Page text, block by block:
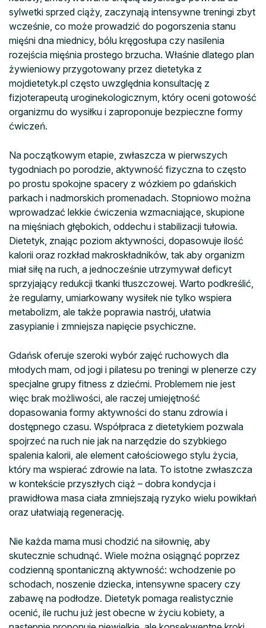
sylwetki sprzed ciąży, zaczynają intensywne treningi zbyt
wcześnie, co może prowadzić do pogorszenia stanu
mięśni dna miednicy, bólu kręgosłupa czy nasilenia
rozejścia mięśnia prostego brzucha. Właśnie dlatego plan
żywieniowy przygotowany przez dietetyka z
mojdietetyk.pl często uwzględnia konsultację z
fizjoterapeutą uroginekologicznym, który oceni gotowość
organizmu do wysiłku i zaproponuje bezpieczne formy
ćwiczeń.
Na początkowym etapie, zwłaszcza w pierwszych
tygodniach po porodzie, aktywność fizyczna to często
po prostu spokojne spacery z wózkiem po gdańskich
parkach i nadmorskich promenadach. Stopniowo można
wprowadzać lekkie ćwiczenia wzmacniające, skupione
na mięśniach głębokich, oddechu i stabilizacji tułowia.
Dietetyk, znając poziom aktywności, dopasowuje ilość
kalorii oraz rozkład makroskładników, tak aby organizm
miał siłę na ruch, a jednocześnie utrzymywał deficyt
sprzyjający redukcji tkanki tłuszczowej. Warto podkreślić,
że regularny, umiarkowany wysiłek nie tylko wspiera
metabolizm, ale także poprawia nastrój, ułatwia
zasypianie i zmniejsza napięcie psychiczne.
Gdańsk oferuje szeroki wybór zajęć ruchowych dla
młodych mam, od jogi i pilatesu po treningi w plenerze czy
specjalne grupy fitness z dziećmi. Problemem nie jest
więc brak możliwości, ale raczej umiejętność
dopasowania formy aktywności do stanu zdrowia i
dostępnego czasu. Współpraca z dietetykiem pozwala
spojrzeć na ruch nie jak na narzędzie do szybkiego
spalenia kalorii, ale element całościowego stylu życia,
który ma wspierać zdrowie na lata. To istotne zwłaszcza
w kontekście przyszłych ciąż – dobra kondycja i
prawidłowa masa ciała zmniejszają ryzyko wielu powikłań
oraz ułatwiają regenerację.
Nie każda mama musi chodzić na siłownię, aby
skutecznie schudnąć. Wiele można osiągnąć poprzez
codzienną spontaniczną aktywność: wchodzenie po
schodach, noszenie dziecka, intensywne spacery czy
zabawę na podłodze. Dietetyk pomaga realistycznie
ocenić, ile ruchu już jest obecne w życiu kobiety, a